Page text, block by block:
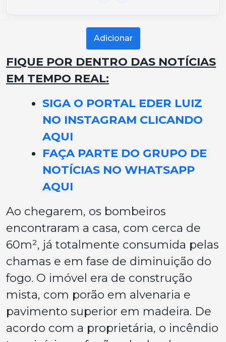
Adicionar
FIQUE POR DENTRO DAS NOTÍCIAS
EM TEMPO REAL:
SIGA O PORTAL EDER LUIZ
NO INSTAGRAM CLICANDO
AQUI
FAÇA PARTE DO GRUPO DE
NOTÍCIAS NO WHATSAPP
AQUI
Ao chegarem, os bombeiros
encontraram a casa, com cerca de
60m², já totalmente consumida pelas
chamas e em fase de diminuição do
fogo. O imóvel era de construção
mista, com porão em alvenaria e
pavimento superior em madeira. De
acordo com a proprietária, o incêndio